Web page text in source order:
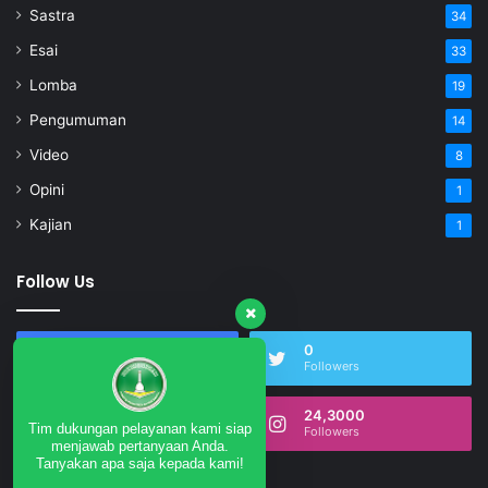
Sastra 34
Esai 33
Lomba 19
Pengumuman 14
Video 8
Opini 1
Kajian 1
Follow Us
0
Followers
Subscribers
24,3000
Followers
Tim dukungan pelayanan kami siap
menjawab pertanyaan Anda.
Tanyakan apa saja kepada kami!